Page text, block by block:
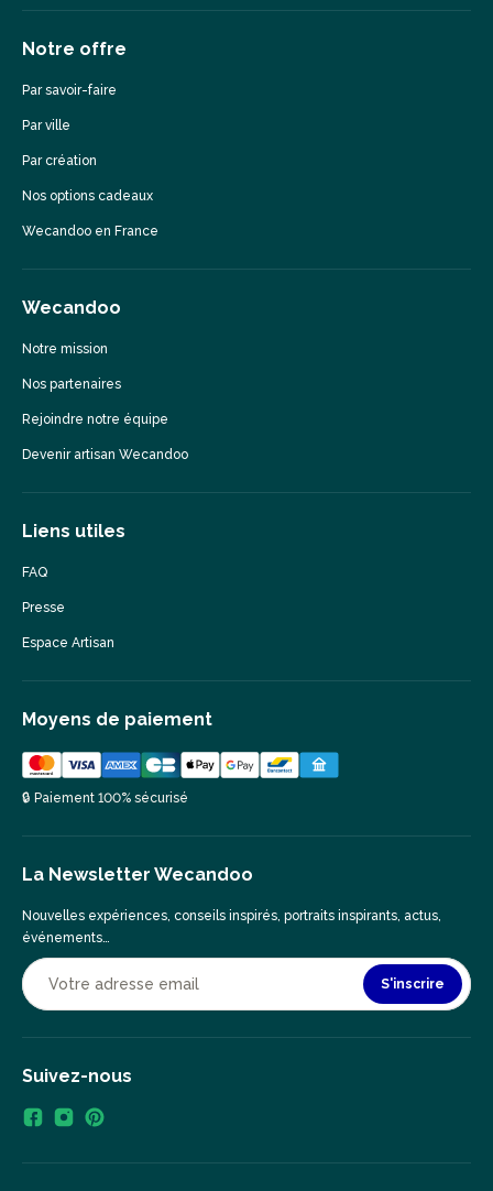
Notre offre
Par savoir-faire
Par ville
Par création
Nos options cadeaux
Wecandoo en France
Wecandoo
Notre mission
Nos partenaires
Rejoindre notre équipe
Devenir artisan Wecandoo
Liens utiles
FAQ
Presse
Espace Artisan
Moyens de paiement
🔒 Paiement 100% sécurisé
La Newsletter Wecandoo
Nouvelles expériences, conseils inspirés, portraits inspirants, actus,
événements…
S'inscrire
Suivez-nous